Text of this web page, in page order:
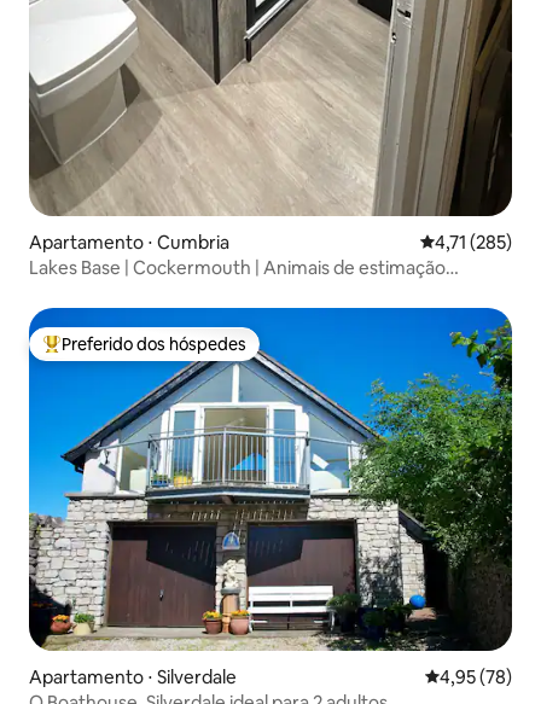
Apartamento ⋅ Cumbria 4,71 de uma
4,71 (285)
Lakes Base | Cockermouth | Animais de estimação
Entre os melhores preferidos dos hóspedes
Preferido dos hóspedes
Apartamento ⋅ Silverdale 4,95 de uma
4,95 (78)